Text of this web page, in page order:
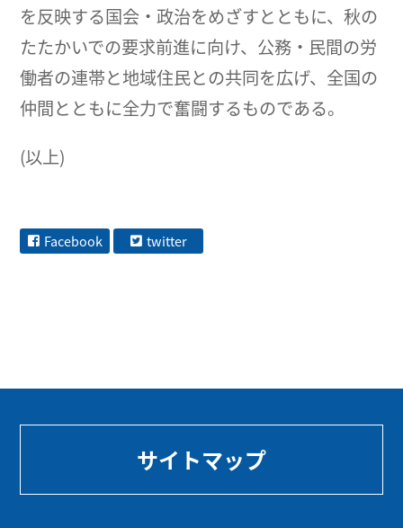
を反映する国会・政治をめざすとともに、秋の
たたかいでの要求前進に向け、公務・民間の労
働者の連帯と地域住民との共同を広げ、全国の
仲間とともに全力で奮闘するものである。
(以上)
Facebook twitter
サイトマップ